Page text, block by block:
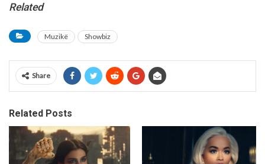
Related
Muzikë Showbiz
Share
Related Posts